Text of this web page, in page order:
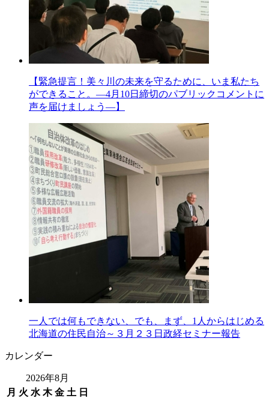
【緊急提言！美々川の未来を守るために、いま私たち
ができること。―4月10日締切のパブリックコメントに
声を届けましょう―】
一人では何もできない、でも、まず、1人からはじめる
北海道の住民自治～３月２３日政経セミナー報告
カレンダー
2026年8月
月 火 水 木 金 土 日